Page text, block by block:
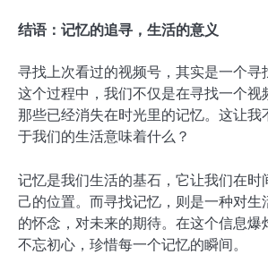
结语：记忆的追寻，生活的意义
寻找上次看过的视频号，其实是一个寻
这个过程中，我们不仅是在寻找一个视
那些已经消失在时光里的记忆。这让我
于我们的生活意味着什么？
记忆是我们生活的基石，它让我们在时
己的位置。而寻找记忆，则是一种对
的怀念，对未来的期待。在这个信息爆
不忘初心，珍惜每一个记忆的瞬间。